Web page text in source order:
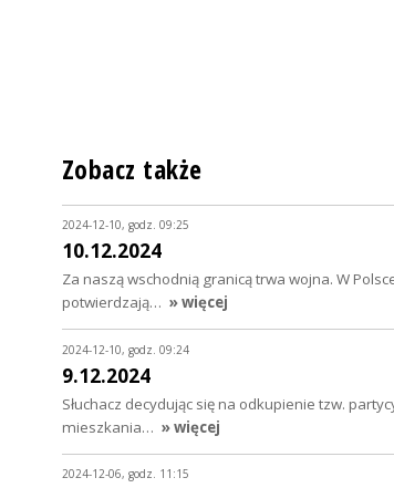
Zobacz także
2024-12-10, godz. 09:25
10.12.2024
Za naszą wschodnią granicą trwa wojna. W
potwierdzają… » więcej
2024-12-10, godz. 09:24
9.12.2024
Słuchacz decydując się na odkupienie tzw.
mieszkania… » więcej
2024-12-06, godz. 11:15